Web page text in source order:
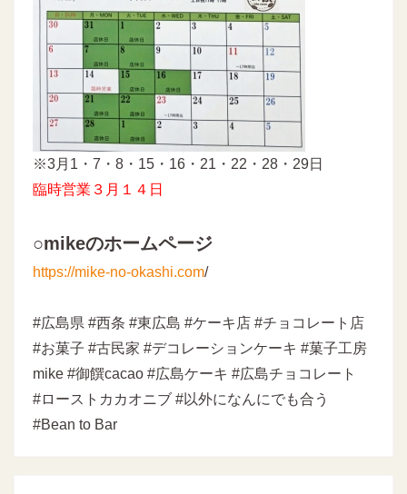
※3月1・7・8・15・16・21・22・28・29日
臨時営業３月１４日
○mikeのホームページ
https://mike-no-okashi.com/
#広島県 #西条 #東広島 #ケーキ店 #チョコレート店
#お菓子 #古民家 #デコレーションケーキ #菓子工房
mike #御饌cacao #広島ケーキ #広島チョコレート
#ローストカカオニブ #以外になんにでも合う
#Bean to Bar